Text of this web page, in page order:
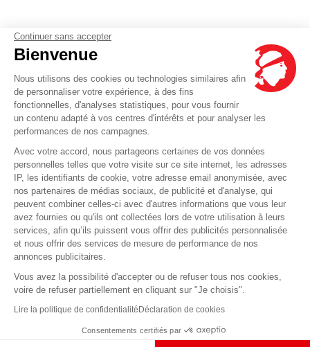
Continuer sans accepter
Bienvenue
Nous utilisons des cookies ou technologies similaires afin
de personnaliser votre expérience, à des fins
fonctionnelles, d'analyses statistiques, pour vous fournir
un contenu adapté à vos centres d'intérêts et pour analyser les
performances de nos campagnes.
Avec votre accord, nous partageons certaines de vos données
personnelles telles que votre visite sur ce site internet, les adresses
IP, les identifiants de cookie, votre adresse email anonymisée, avec
nos partenaires de médias sociaux, de publicité et d'analyse, qui
peuvent combiner celles-ci avec d'autres informations que vous leur
avez fournies ou qu'ils ont collectées lors de votre utilisation à leurs
services, afin qu’ils puissent vous offrir des publicités personnalisée
et nous offrir des services de mesure de performance de nos
annonces publicitaires.
Vous avez la possibilité d'accepter ou de refuser tous nos cookies,
voire de refuser partiellement en cliquant sur "Je choisis".
Lire la politique de confidentialité Déclaration de cookies
Consentements certifiés par